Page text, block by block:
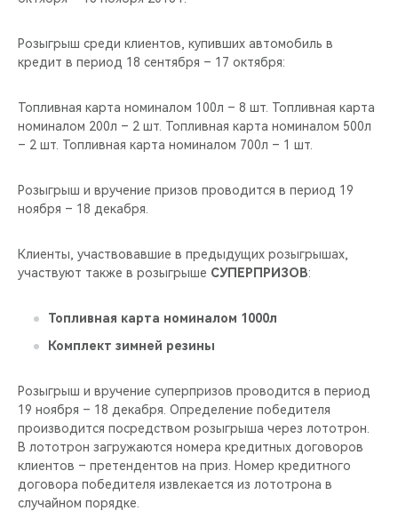
Розыгрыш среди клиентов, купивших автомобиль в
кредит в период 18 сентября – 17 октября:
Топливная карта номиналом 100л – 8 шт. Топливная карта
номиналом 200л – 2 шт. Топливная карта номиналом 500л
– 2 шт. Топливная карта номиналом 700л – 1 шт.
Розыгрыш и вручение призов проводится в период 19
ноября – 18 декабря.
Клиенты, участвовавшие в предыдущих розыгрышах,
участвуют также в розыгрыше СУПЕРПРИЗОВ:
Топливная карта номиналом 1000л
Комплект зимней резины
Розыгрыш и вручение суперпризов проводится в период
19 ноября – 18 декабря. Определение победителя
производится посредством розыгрыша через лототрон.
В лототрон загружаются номера кредитных договоров
клиентов – претендентов на приз. Номер кредитного
договора победителя извлекается из лототрона в
случайном порядке.